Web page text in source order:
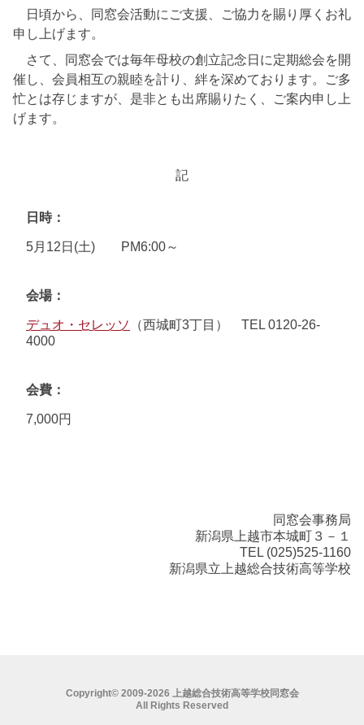
日頃から、同窓会活動にご支援、ご協力を賜り厚くお礼
申し上げます。
さて、同窓会では毎年母校の創立記念日に定期総会を開
催し、会員相互の親睦を計り、絆を深めております。ご多
忙とは存じますが、是非とも出席賜りたく、ご案内申し上
げます。
記
日時
5月12日(土) PM6:00～
会場
デュオ・セレッソ
（西城町3丁目） TEL 0120-26-
4000
会費
7,000円
同窓会事務局
新潟県上越市本城町３－１
TEL (025)525-1160
新潟県立上越総合技術高等学校
Copyright© 2009-2026 上越総合技術高等学校同窓会
All Rights Reserved